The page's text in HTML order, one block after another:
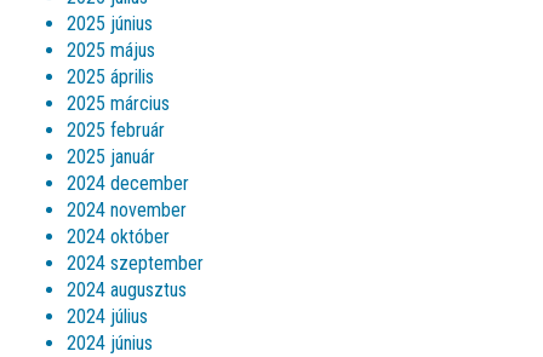
2025 június
2025 május
2025 április
2025 március
2025 február
2025 január
2024 december
2024 november
2024 október
2024 szeptember
2024 augusztus
2024 július
2024 június